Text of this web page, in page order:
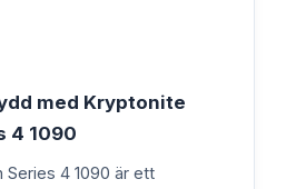
med Kryptonite
4 1090
Series 4 1090 är ett